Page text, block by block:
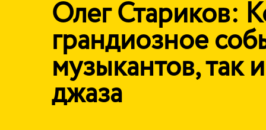
Олег Стариков:
грандиозное
музыкантов, так
джаза